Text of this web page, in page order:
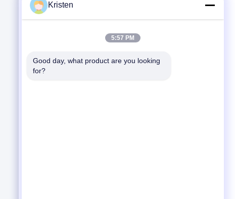
September 05, 2025
সার্ভিস রোবট চ্যাসিসের জন্য
কাস্টমাইজড
সিএনসি যান্ত্রিক যন্ত্রাংশ
Kristen
5:57 PM
Good day, what product are you looking
for?